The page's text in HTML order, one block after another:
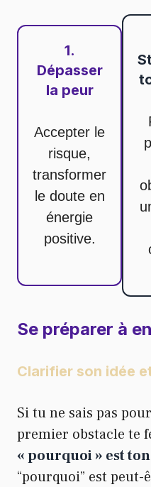
1.
Dépasser
la peur
Accepter le
risque,
transformer
le doute en
énergie
positive.
Se préparer à
Clarifier son idée
Si tu ne sais pas
premier obstacle te
« pourquoi » est
“pourquoi” est peut-